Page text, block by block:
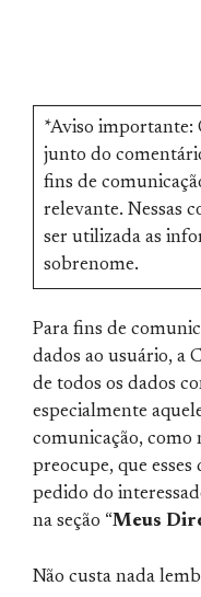
*Aviso importante:
junto do
fins de
relevante. Nessas
ser utilizada as
sobrenome.
Para fins de
dados ao usuário, a
de todos os dados
especialmente
comunicação, como
preocupe, que
pedido do
na seção “Meus
Não custa nada